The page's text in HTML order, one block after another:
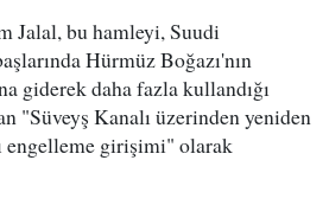
Jalal, bu hamleyi, Suudi
Hürmüz Boğazı'nın
giderek daha fazla kullandığı
"Süveyş Kanalı üzerinden yeniden
engelleme girişimi" olarak